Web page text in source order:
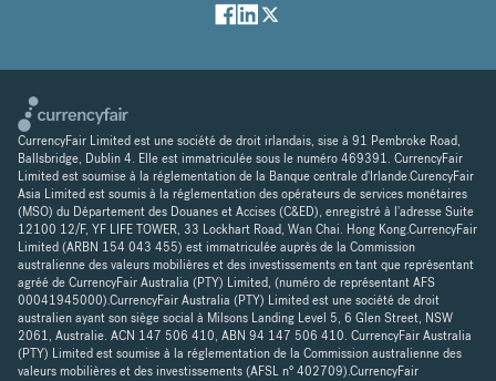
CurrencyFair Limited est une société de droit irlandais, sise à 91 Pembroke Road,
Ballsbridge, Dublin 4. Elle est immatriculée sous le numéro 469391. CurrencyFair
Limited est soumise à la réglementation de la Banque centrale d'Irlande.CurencyFair
Asia Limited est soumis à la réglementation des opérateurs de services monétaires
(MSO) du Département des Douanes et Accises (C&ED), enregistré à l'adresse Suite
12100 12/F, YF LIFE TOWER, 33 Lockhart Road, Wan Chai. Hong Kong.CurrencyFair
Limited (ARBN 154 043 455) est immatriculée auprès de la Commission
australienne des valeurs mobilières et des investissements en tant que représentant
agréé de CurrencyFair Australia (PTY) Limited, (numéro de représentant AFS
00041945000).CurrencyFair Australia (PTY) Limited est une société de droit
australien ayant son siège social à Milsons Landing Level 5, 6 Glen Street, NSW
2061, Australie. ACN 147 506 410, ABN 94 147 506 410. CurrencyFair Australia
(PTY) Limited est soumise à la réglementation de la Commission australienne des
valeurs mobilières et des investissements (AFSL n° 402709).CurrencyFair